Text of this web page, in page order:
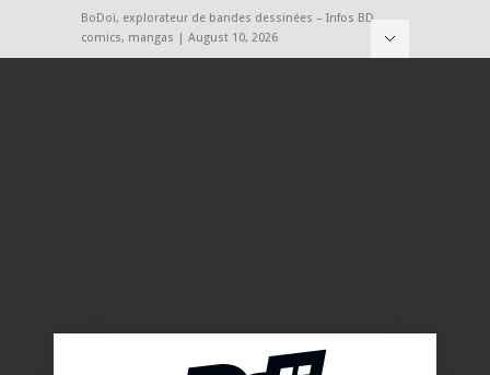
BoDoï, explorateur de bandes dessinées – Infos BD,
comics, mangas | August 10, 2026